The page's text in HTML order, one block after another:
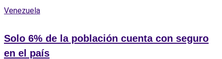
Venezuela
Solo 6% de la población cuenta con seguro
en el país